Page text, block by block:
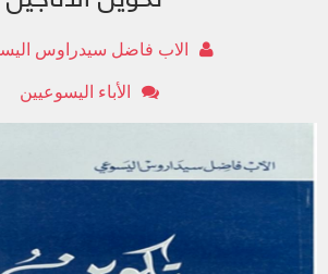
الاب فاضل سيدراوس
الأباء اليسوعيين